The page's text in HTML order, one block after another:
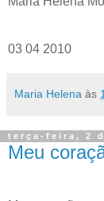
03 04 2010
Maria Helena às
terça-feira, 2
Meu